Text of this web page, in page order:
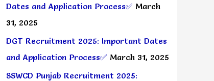
Dates and Application Process✅ March
31, 2025
DGT Recruitment 2025: Important Dates
and Application Process✅ March 31, 2025
SSWCD Punjab Recruitment 2025: